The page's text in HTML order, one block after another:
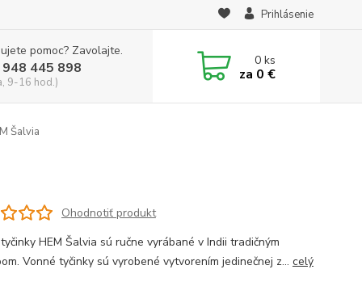
Prihlásenie
pomoc? Zavolajte.
445 898
9-16 hod.)
0ks
za 0 €
Šalvia
Ohodnotiť produkt
HEM Šalvia sú ručne vyrábané v Indii tradičným
Vonné tyčinky sú vyrobené vytvorením jedinečnej z... celý